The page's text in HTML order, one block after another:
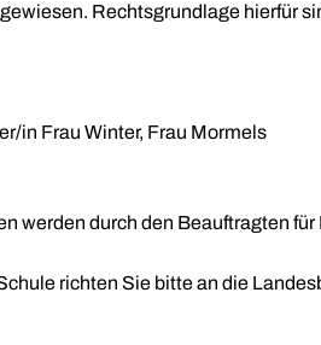
Rechtsgrundlage hierfür
in Frau Winter, Frau Mormels
werden durch den Beauftragten
richten Sie bitte an die